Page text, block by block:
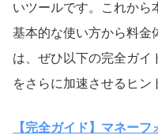
いツールです。これから
基本的な使い方から料金
は、ぜひ以下の完全ガイ
をさらに加速させるヒン
【完全ガイド】マネー